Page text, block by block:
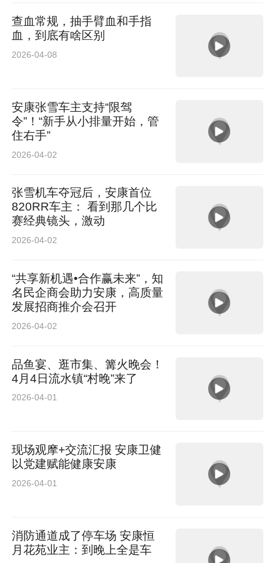
查血常规，抽手臂血和手指
血，到底有啥区别
2026-04-08
安康张雪车主支持“限驾
令”！“新手从小排量开始，管
住右手”
2026-04-02
张雪机车夺冠后，安康首位
820RR车主： 看到那几个比
赛经典镜头，激动
2026-04-02
“共享新机遇•合作赢未来”，知
名民企商会助力安康，高质量
发展招商推介会召开
2026-04-02
品鱼宴、逛市集、篝火晚会！
4月4日流水镇“村晚”来了
2026-04-01
现场观摩+交流汇报 安康卫健
以党建赋能健康安康
2026-04-01
消防通道成了停车场 安康恒
月花苑业主：到晚上全是车